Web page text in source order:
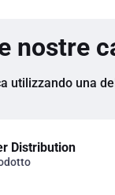
nostre
utilizzando una
Distribution